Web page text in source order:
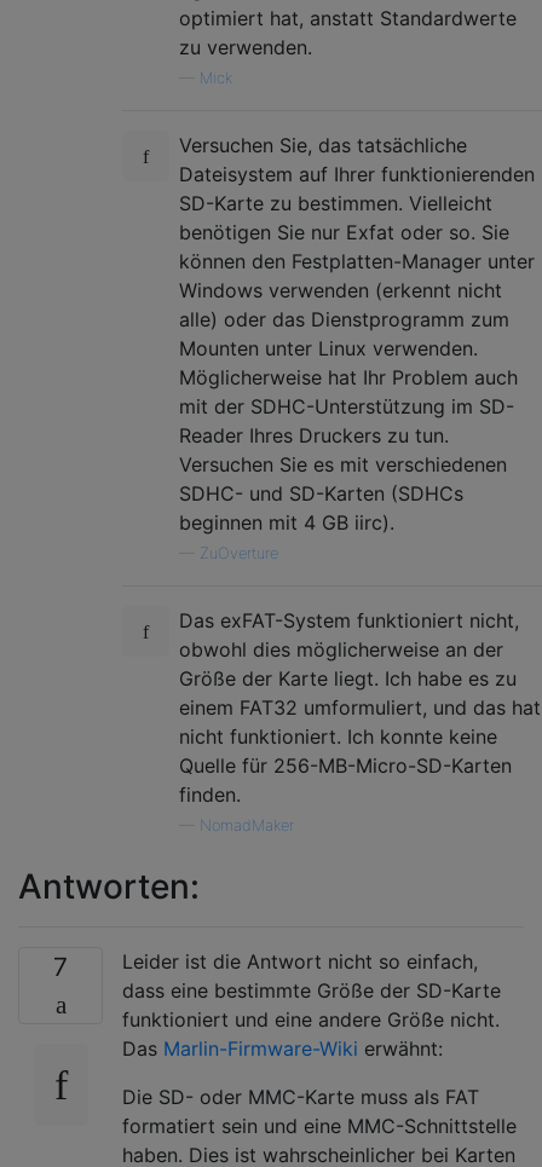
optimiert hat, anstatt Standardwerte
zu verwenden.
Mick
Versuchen Sie, das tatsächliche
Dateisystem auf Ihrer funktionierenden
SD-Karte zu bestimmen. Vielleicht
benötigen Sie nur Exfat oder so. Sie
können den Festplatten-Manager unter
Windows verwenden (erkennt nicht
alle) oder das Dienstprogramm zum
Mounten unter Linux verwenden.
Möglicherweise hat Ihr Problem auch
mit der SDHC-Unterstützung im SD-
Reader Ihres Druckers zu tun.
Versuchen Sie es mit verschiedenen
SDHC- und SD-Karten (SDHCs
beginnen mit 4 GB iirc).
ZuOverture
Das exFAT-System funktioniert nicht,
obwohl dies möglicherweise an der
Größe der Karte liegt. Ich habe es zu
einem FAT32 umformuliert, und das hat
nicht funktioniert. Ich konnte keine
Quelle für 256-MB-Micro-SD-Karten
finden.
NomadMaker
Antworten:
7
Leider ist die Antwort nicht so einfach,
dass eine bestimmte Größe der SD-Karte
funktioniert und eine andere Größe nicht.
Das Marlin-Firmware-Wiki erwähnt:
Die SD- oder MMC-Karte muss als FAT
formatiert sein und eine MMC-Schnittstelle
haben. Dies ist wahrscheinlicher bei Karten